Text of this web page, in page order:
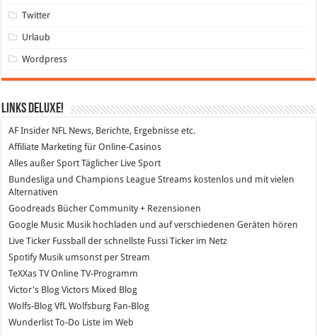
Twitter
Urlaub
Wordpress
Links DeLuXe!
AF Insider NFL News, Berichte, Ergebnisse etc.
Affiliate Marketing für Online-Casinos
Alles außer SportTäglicher Live Sport
Bundesliga und Champions League Streams kostenlos und mit vielen
Alternativen
Goodreads Bücher Community + Rezensionen
Google Music Musik hochladen und auf verschiedenen Geräten hören
Live Ticker Fussball
der schnellste Fussi Ticker im Netz
SpotifyMusik umsonst per Stream
TeXXas TVOnline TV-Programm
Victor's Blog Victors Mixed Blog
Wolfs-Blog VfL Wolfsburg Fan-Blog
WunderlistTo-Do Liste im Web